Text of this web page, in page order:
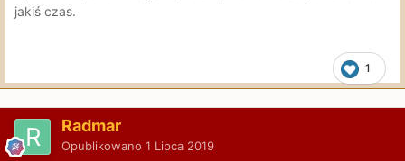
jakiś czas.
1
Radmar
Opublikowano 1 Lipca 2019